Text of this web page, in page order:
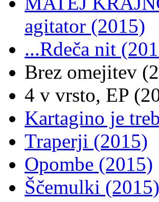
agitator (2015)
...Rdeča nit
Brez omejitev
4 v vrsto, EP
Kartagino je
Traperji (2015)
Opombe (2015)
Ščemulki (2015)